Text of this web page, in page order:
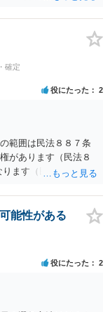
が妥当とは言えない
穏やかに、分割を拒否
ことは、遺産はいら
されててもいらない
はありません。
確定
役にたった 2
範囲は民法８８７条
があります（民法８
ます（民法８９０
おじ又はおば」にも
能性がある
役にたった 2